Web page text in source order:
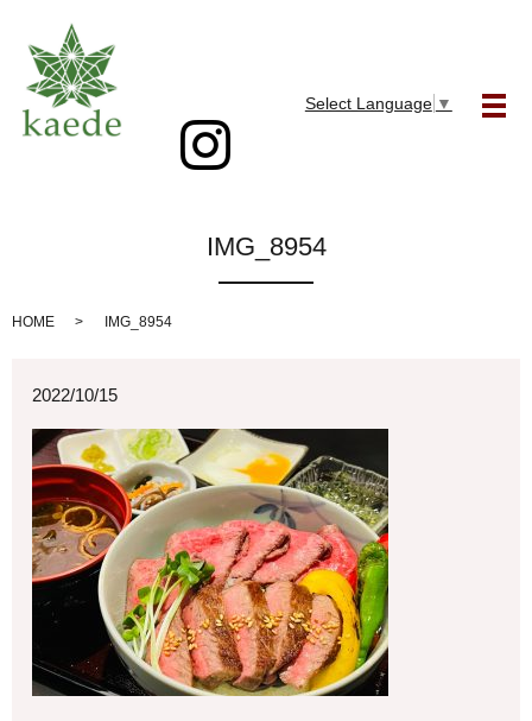
Select Language ▼
メ
IMG_8954
HOME IMG_8954
2022/10/15